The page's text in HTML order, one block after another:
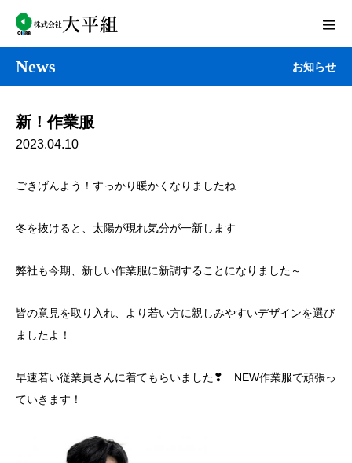
News お知らせ
新！作業服
2023.04.10
ごきげんよう！すっかり暖かくなりましたね
冬を抜けると、太陽が現れ気分が一新します
弊社も今期、新しい作業服に新調することになりました～
皆の意見を取り入れ、より若い方に親しみやすいデザインを選び
ましたよ！
早速若い従業員さんに着てもらいました❣ NEW作業服で頑張っ
ていきます！